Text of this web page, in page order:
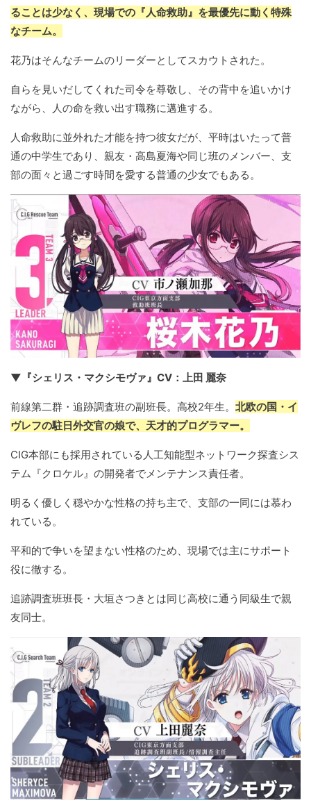
ることは少なく、現場での『人命救助』を最優先に動く特殊
なチーム。
花乃はそんなチームのリーダーとしてスカウトされた。
自らを見いだしてくれた司令を尊敬し、その背中を追いかけ
ながら、人の命を救い出す職務に邁進する。
人命救助に並外れた才能を持つ彼女だが、平時はいたって普
通の中学生であり、親友・高島夏海や同じ班のメンバー、支
部の面々と過ごす時間を愛する普通の少女でもある。
▼『シェリス・マクシモヴァ』CV：上田 麗奈
前線第二群・追跡調査班の副班長。高校2年生。 北欧の国・イ
ヴレフの駐日外交官の娘で、天才的プログラマー。
CIG本部にも採用されている人工知能型ネットワーク探査シス
テム『クロケル』の開発者でメンテナンス責任者。
明るく優しく穏やかな性格の持ち主で、支部の一同には慕わ
れている。
平和的で争いを望まない性格のため、現場では主にサポート
役に徹する。
追跡調査班班長・大垣さつきとは同じ高校に通う同級生で親
友同士。